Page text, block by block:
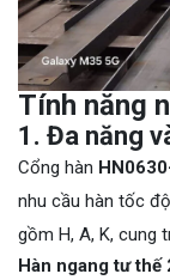
Tính năng
1. Đa năng
Cổng hàn
nhu cầu hàn tốc
gồm H, A, K, cung
Hàn ngang tư thế